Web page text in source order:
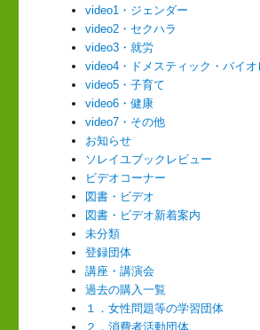
video1・ジェンダー
video2・セクハラ
video3・就労
video4・ドメスティック・バイオ
video5・子育て
video6・健康
video7・その他
お知らせ
ソレイユブックレビュー
ビデオコーナー
図書・ビデオ
図書・ビデオ新着案内
未分類
登録団体
講座・講演会
過去の購入一覧
１．女性問題等の学習団体
２．消費者活動団体